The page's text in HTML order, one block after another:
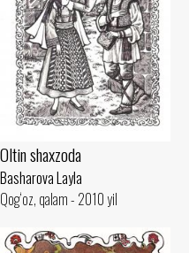
Oltin shaxzoda
Basharova Layla
Qog‘oz, qalam - 2010 yil